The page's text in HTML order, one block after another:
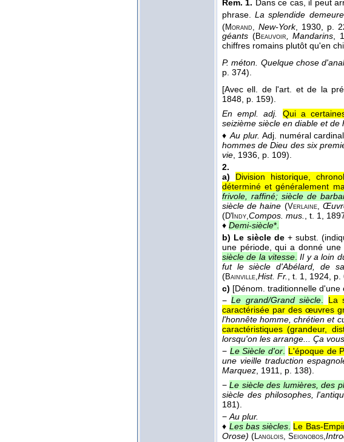
Rem. 1. Dans ce cas, il peut
phrase.La splendide
(Morand, New-York, 1930, p.
géants (Beauvoir, Mandarins,
chiffres romains plutôt qu'en
P. méton. Quelque chose
p. 374).
[Avec ell. de l'art. et de la
1848 , p. 159).
En empl. adj.
Qui a
seizième siècle en diable et
♦ Au plur. Adj. numéral
hommes de Dieu des six
vie , 1936 , p. 109).
2.
a)
Division historique,
déterminé et généralement
frivole, raffiné; siècle de
siècle de haine (Verlaine,
(D'Indy, Compos. mus. , t. 1 ,
♦ Demi-siècle*.
b) Le siècle de+ subst.
une période, qui a donné
siècle de la vitesse Il y a loin
fut le siècle d'Abélard, de
(Bainville, Hist. Fr. , t. 1 , 1924 ,
c) [Dénom. traditionnelle d'une
−Le grand/Grand siècle. La
caractérisée par des œuvres
l'honnête homme, chrétien et
caractéristiques (grandeur,
lorsqu'on les arrange... Ça
− Le Siècle d'or. L'époque de
une vieille traduction
Marquez, 1911, p. 138).
−Le siècle des lumières, des
siècle des philosophes,
181).
− Au plur.
♦ Les bas siècles Le Bas-
Orose) (Langlois, Seignobos,